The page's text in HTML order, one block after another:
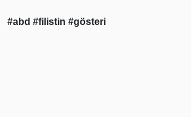
#abd #filistin #gösteri